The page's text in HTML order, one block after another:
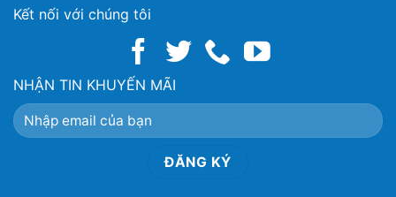
Kết nối với chúng tôi
NHẬN TIN KHUYẾN MÃI